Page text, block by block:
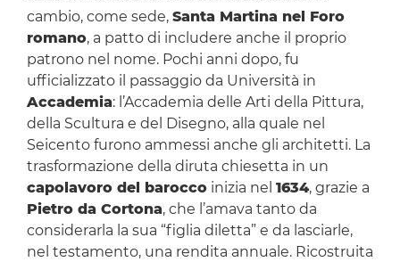
cambio, come sede, Santa Martina nel Foro
romano, a patto di includere anche il proprio
patrono nel nome. Pochi anni dopo, fu
ufficializzato il passaggio da Università in
Accademia: l’Accademia delle Arti della Pittura,
della Scultura e del Disegno, alla quale nel
Seicento furono ammessi anche gli architetti. La
trasformazione della diruta chiesetta in un
capolavoro del baroccoinizia nel 1634, grazie a
Pietro da Cortona, che l’amava tanto da
considerarla la sua “figlia diletta” e da lasciarle,
nel testamento, una rendita annuale. Ricostruita